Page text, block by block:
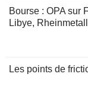
Bourse : OPA sur
Libye,
Les points de